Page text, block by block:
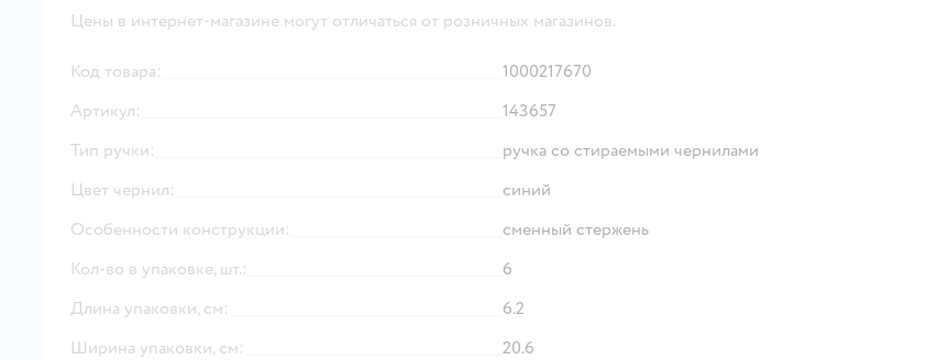
Цены в интернет-магазине могут отличаться от розничных магазинов.
Код товара:
1000217670
Артикул:
143657
Тип ручки:
ручка со стираемыми чернилами
Цвет чернил:
синий
Особенности конструкции:
сменный стержень
Кол-во в упаковке, шт.:
6
Длина упаковки, см:
6.2
Ширина упаковки, см:
20.6